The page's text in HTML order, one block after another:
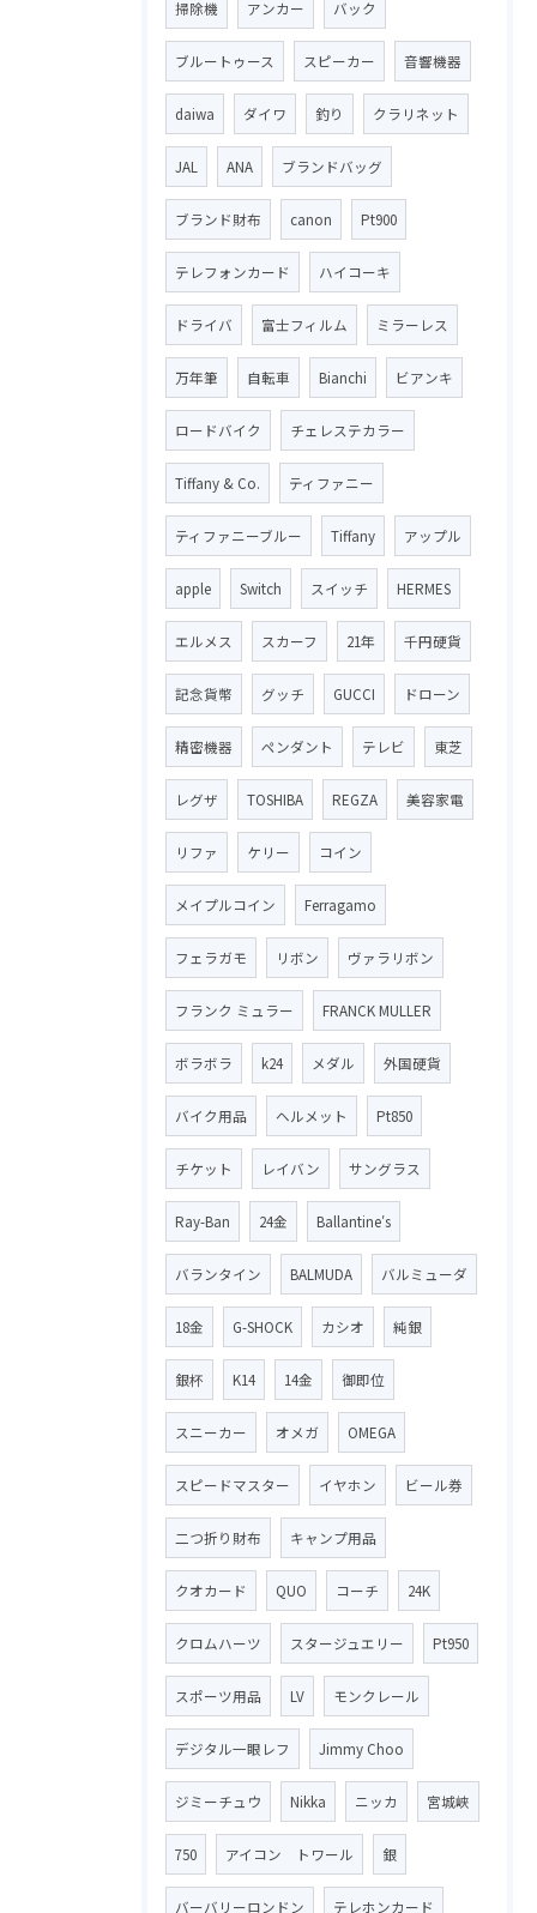
掃除機 アンカー バック
ブルートゥース スピーカー 音響機器
daiwa ダイワ 釣り クラリネット
JAL ANA ブランドバッグ
ブランド財布 canon Pt900
テレフォンカード ハイコーキ
ドライバ 富士フィルム ミラーレス
万年筆 自転車 Bianchi ビアンキ
ロードバイク チェレステカラー
Tiffany & Co. ティファニー
ティファニーブルー Tiffany アップル
apple Switch スイッチ HERMES
エルメス スカーフ 21年 千円硬貨
記念貨幣 グッチ GUCCI ドローン
精密機器 ペンダント テレビ 東芝
レグザ TOSHIBA REGZA 美容家電
リファ ケリー コイン
メイプルコイン Ferragamo
フェラガモ リボン ヴァラリボン
フランク ミュラー FRANCK MULLER
ボラボラ k24 メダル 外国硬貨
バイク用品 ヘルメット Pt850
チケット レイバン サングラス
Ray-Ban 24金 Ballantine′s
バランタイン BALMUDA バルミューダ
18金 G-SHOCK カシオ 純銀
銀杯 K14 14金 御即位
スニーカー オメガ OMEGA
スピードマスター イヤホン ビール券
二つ折り財布 キャンプ用品
クオカード QUO コーチ 24K
クロムハーツ スタージュエリー Pt950
スポーツ用品 LV モンクレール
デジタル一眼レフ Jimmy Choo
ジミーチュウ Nikka ニッカ 宮城峡
750 アイコン トワール 銀
バーバリーロンドン テレホンカード